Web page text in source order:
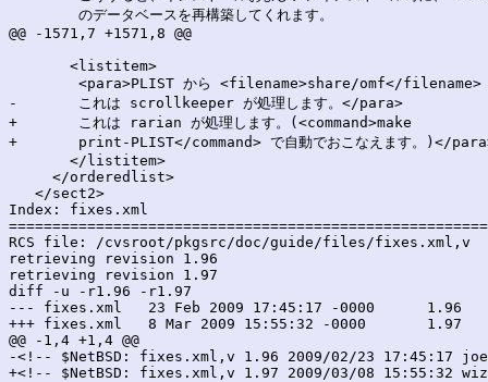
@@ -1571,7 +1571,8 @@
       <listitem>
-	これは scrollkeeper が処理します。</para>
+	これは rarian が処理します。(<command>make
+	print-PLIST</command> で自動でおこなえます。)</para>
       </listitem>
     </orderedlist>
   </sect2>
Index: fixes.xml
RCS file: /cvsroot/pkgsrc/doc/guide/files/fixes.xml,v
retrieving revision 1.96
retrieving revision 1.97
diff -u -r1.96 -r1.97
--- fixes.xml	23 Feb 2009 17:45:17 -0000	1.96
+++ fixes.xml	8 Mar 2009 15:55:32 -0000	1.97
@@ -1,4 +1,4 @@
-<!-- $NetBSD: fixes.xml,v 1.96 2009/02/23 17:45:17
+<!-- $NetBSD: fixes.xml,v 1.97 2009/03/08 15:55:32